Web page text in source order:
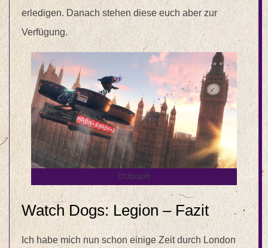
erledigen. Danach stehen diese euch aber zur
Verfügung.
©Ubisoft
Watch Dogs: Legion – Fazit
Ich habe mich nun schon einige Zeit durch London